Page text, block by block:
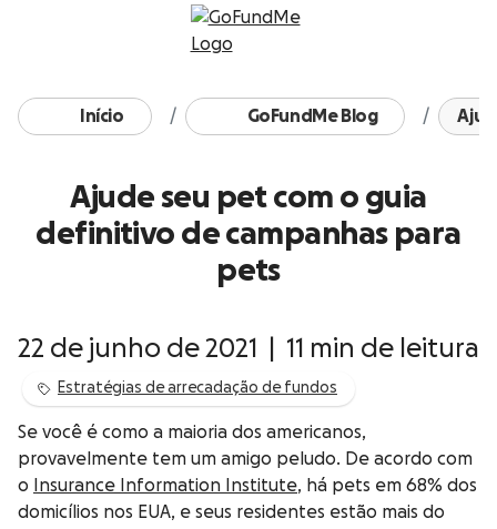
Avançar para conteúdo
Início GoFundMe Blog
Ajude seu pet com o guia
definitivo de campanhas para
pets
22 de junho de 2021 11 min de leitura
Estratégias de arrecadação de fundos
Se você é como a maioria dos americanos,
provavelmente tem um amigo peludo. De acordo com
o
Insurance Information Institute, há pets em 68% dos
domicílios nos EUA, e seus residentes estão mais do